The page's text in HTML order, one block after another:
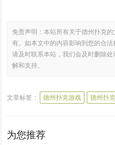
免责声明：本站所有关于德州扑克
有。如本文中的内容影响到您的合
请及时联系本站，我们会及时删除
解和支持。
文章标签： 德州扑克游戏 德州扑
为您推荐